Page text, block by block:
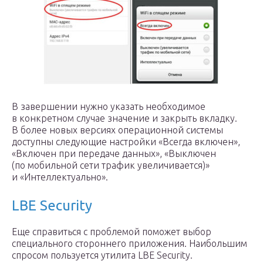
В завершении нужно указать необходимое
в конкретном случае значение и закрыть вкладку.
В более новых версиях операционной системы
доступны следующие настройки «Всегда включен»,
«Включен при передаче данных», «Выключен
(по мобильной сети трафик увеличивается)»
и «Интеллектуально».
LBE Security
Еще справиться с проблемой поможет выбор
специального стороннего приложения. Наибольшим
спросом пользуется утилита LBE Security.